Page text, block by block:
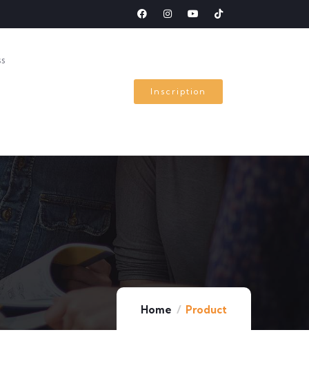
Inscription
Home Product